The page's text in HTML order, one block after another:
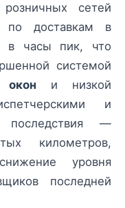
сетей
по доставкам в
в часы пик, что
системой
окон и низкой
и
последствия —
километров,
уровня
последней